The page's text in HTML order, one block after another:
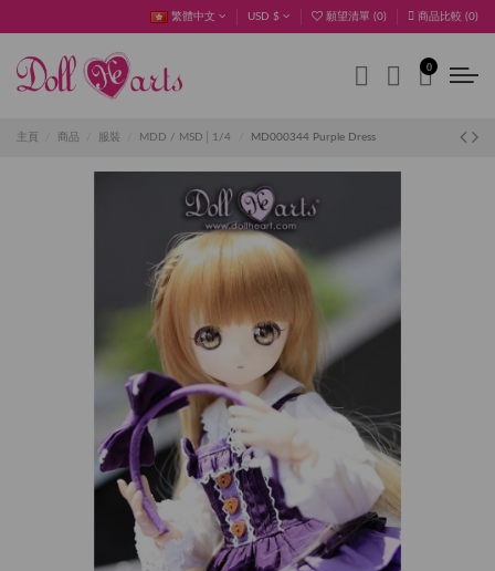
繁體中文 USD $ 願望清單 (0) 商品比較 (0)
0
主頁 商品 服裝 MDD / MSD│1/4 MD000344 Purple Dress